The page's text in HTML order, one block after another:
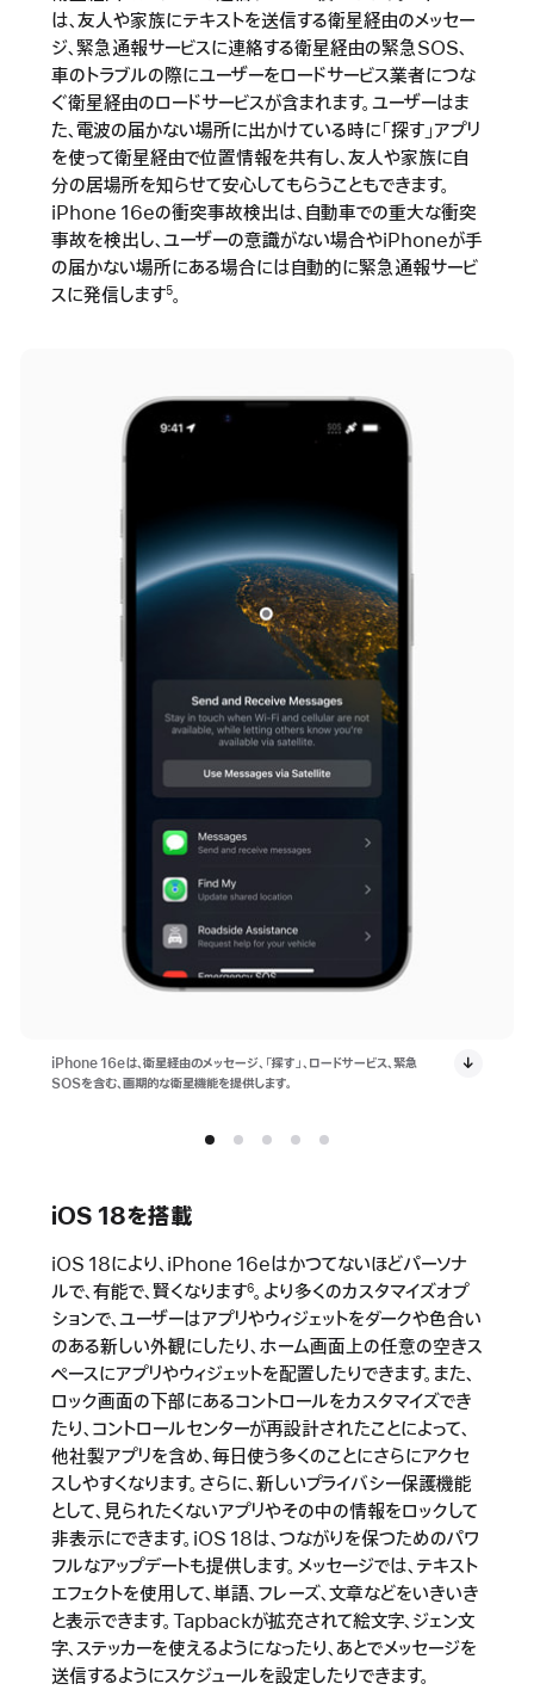
は、友人や家族にテキストを送信する衛星経由のメッセー
ジ、緊急通報サービスに連絡する衛星経由の緊急SOS、
車のトラブルの際にユーザーをロードサービス業者につな
ぐ衛星経由のロードサービスが含まれます。ユーザーはま
た、電波の届かない場所に出かけている時に「探す」アプリ
を使って衛星経由で位置情報を共有し、友人や家族に自
分の居場所を知らせて安心してもらうこともできます。
iPhone 16eの衝突事故検出は、自動車での重大な衝突
事故を検出し、ユーザーの意識がない場合やiPhoneが手
の届かない場所にある場合には自動的に緊急通報サービ
スに発信します5。
iPhone 16eは、衛星経由のメッセージ、「探す」、ロードサービス、緊急
SOSを含む、画期的な衛星機能を提供します。
iOS 18を搭載
iOS 18により、iPhone 16eはかつてないほどパーソナ
ルで、有能で、賢くなります6。より多くのカスタマイズオプ
ションで、ユーザーはアプリやウィジェットをダークや色合い
のある新しい外観にしたり、ホーム画面上の任意の空きス
ペースにアプリやウィジェットを配置したりできます。また、
ロック画面の下部にあるコントロールをカスタマイズでき
たり、コントロールセンターが再設計されたことによって、
他社製アプリを含め、毎日使う多くのことにさらにアクセ
スしやすくなります。さらに、新しいプライバシー保護機能
として、見られたくないアプリやその中の情報をロックして
非表示にできます。iOS 18は、つながりを保つためのパワ
フルなアップデートも提供します。メッセージでは、テキスト
エフェクトを使用して、単語、フレーズ、文章などをいきいき
と表示できます。Tapbackが拡充されて絵文字、ジェン文
字、ステッカーを使えるようになったり、あとでメッセージを
送信するようにスケジュールを設定したりできます。